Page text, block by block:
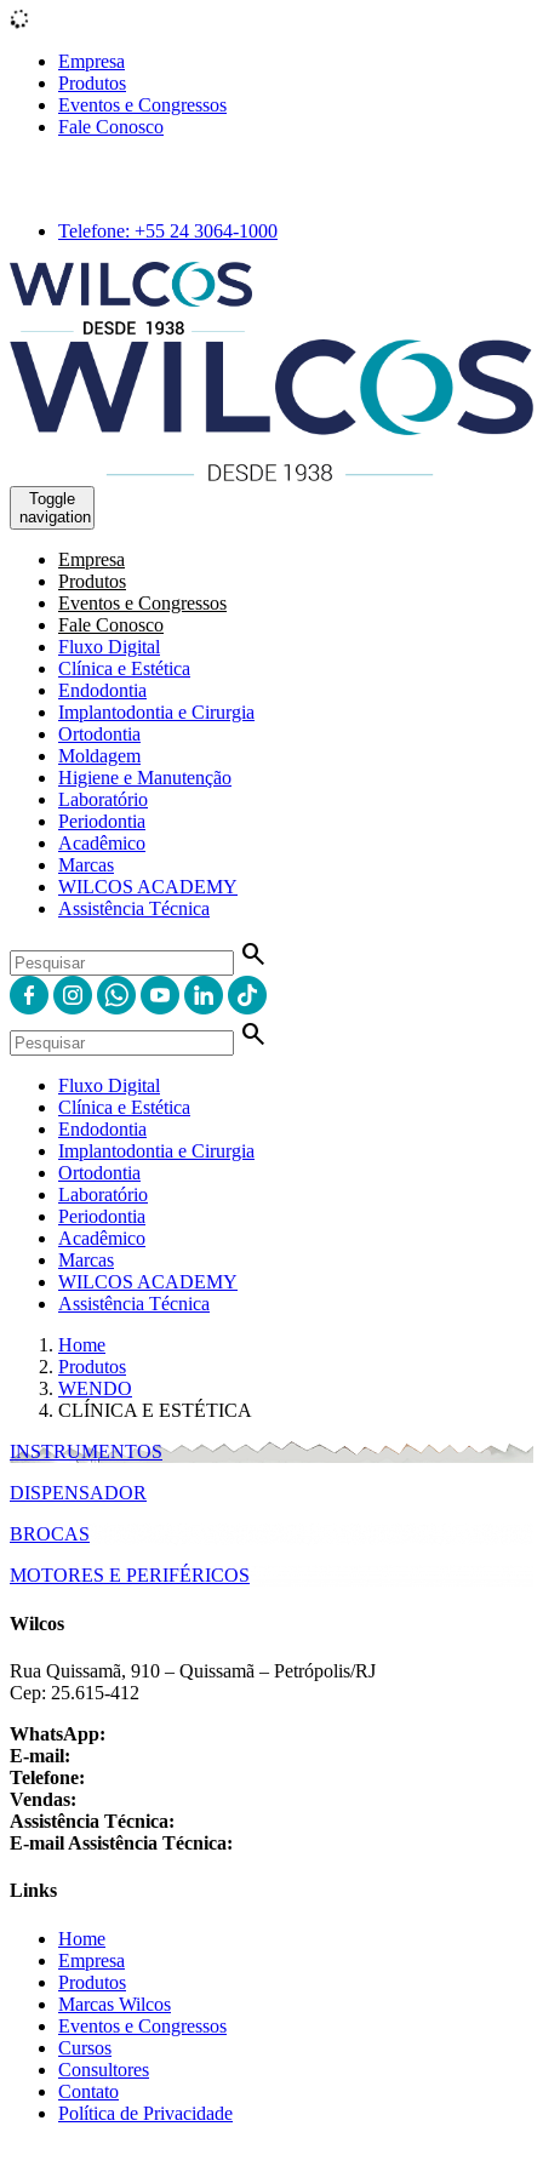
Empresa
Produtos
Eventos e Congressos
Fale Conosco
Telefone: +55 24 3064-1000
Toggle
navigation
Empresa
Produtos
Eventos e Congressos
Fale Conosco
Fluxo Digital
Clínica e Estética
Endodontia
Implantodontia e Cirurgia
Ortodontia
Moldagem
Higiene e Manutenção
Laboratório
Periodontia
Acadêmico
Marcas
WILCOS ACADEMY
Assistência Técnica
search
search
Fluxo Digital
Clínica e Estética
Endodontia
Implantodontia e Cirurgia
Ortodontia
Laboratório
Periodontia
Acadêmico
Marcas
WILCOS ACADEMY
Assistência Técnica
Home
Produtos
WENDO
CLÍNICA E ESTÉTICA
INSTRUMENTOS
DISPENSADOR
BROCAS
MOTORES E PERIFÉRICOS
Wilcos
Rua Quissamã, 910 – Quissamã – Petrópolis/RJ
Cep: 25.615-412
WhatsApp:
E-mail:
Telefone:
Vendas:
Assistência Técnica:
E-mail Assistência Técnica:
Links
Home
Empresa
Produtos
Marcas Wilcos
Eventos e Congressos
Cursos
Consultores
Contato
Política de Privacidade